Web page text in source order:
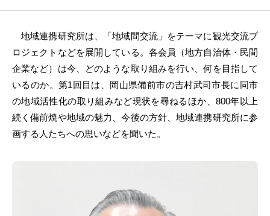
地域連携研究所は、「地域間交流」をテーマに観光交流プ
ロジェクトなどを展開している。各会員（地方自治体・民間
企業など）は今、どのような取り組みを行い、何を目指して
いるのか。第1回目は、岡山県備前市の吉村武司市長に同市
の地域活性化の取り組みなど現状を尋ねるほか、800年以上
続く備前焼や地域の魅力、今後の方針、地域連携研究所に参
画する人たちへの思いなどを聞いた。